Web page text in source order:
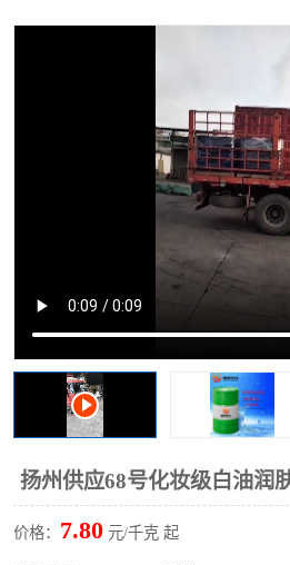
扬州供应68号化妆级白油润
价格： 7.80 元/千克 起